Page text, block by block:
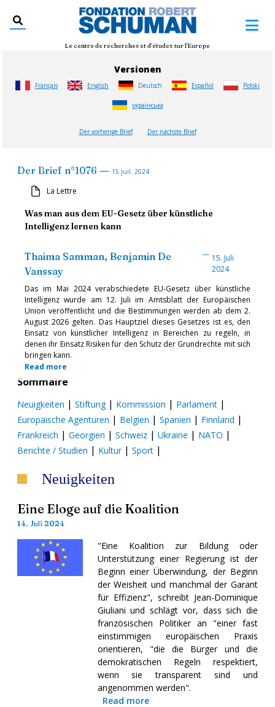
Le centre de recherches et d'études sur l'Europe
Versionen
Français English Deutsch Español Polski
українська
Der vorherige Brief Der nächste Brief
Der Brief n°1076 — 15 juil. 2024
La Lettre
Was man aus dem EU-Gesetz über künstliche
Intelligenz lernen kann
Thaima Samman, Benjamin De
Vanssay
— 15. Juli
2024
Das im Mai 2024 verabschiedete EU-Gesetz über künstliche
Intelligenz wurde am 12. Juli im Amtsblatt der Europäischen
Union veröffentlicht und die Bestimmungen werden ab dem 2.
August 2026 gelten. Das Hauptziel dieses Gesetzes ist es, den
Einsatz von künstlicher Intelligenz in Bereichen zu regeln, in
denen ihr Einsatz Risiken für den Schutz der Grundrechte mit sich
bringen kann.
Read more
Sommaire
Neuigkeiten | Stiftung| Kommission | Parlament |
Europäische Agenturen | Belgien | Spanien | Finnland |
Frankreich | Georgien | Schweiz | Ukraine | NATO |
Berichte / Studien | Kultur| Sport |
Neuigkeiten
Eine Eloge auf die Koalition
14. Juli 2024
"Eine Koalition zur Bildung oder
Unterstützung einer Regierung ist der
Beginn einer Überwindung, der Beginn
der Weisheit und manchmal der Garant
für Effizienz", schreibt Jean-Dominique
Giuliani und schlägt vor, dass sich die
französischen Politiker an "einer fast
einstimmigen europäischen Praxis
orientieren, "die die Bürger und die
demokratischen Regeln respektiert,
wenn sie transparent sind und
angenommen werden".
Read more